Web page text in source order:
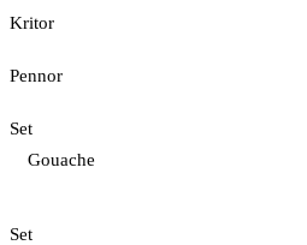
Kritor
Pennor
Set
Gouache
Set